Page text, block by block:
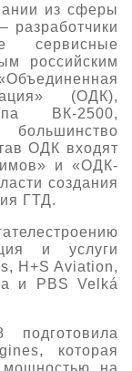
из сферы
разработчики
сервисные
российским
(ОДК),
ВК-2500,
ОДК входят
и «ОДК-
создания
ГТД.
и услуги
H+S Aviation,
и PBS Velká
которая
мощностью на